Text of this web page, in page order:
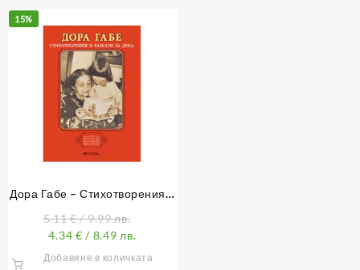
15%
Дора Габе – Стихотворения и
5.11€/ 9.99 лв.
4.34 € / 8.49 лв.
Добавяне в количката